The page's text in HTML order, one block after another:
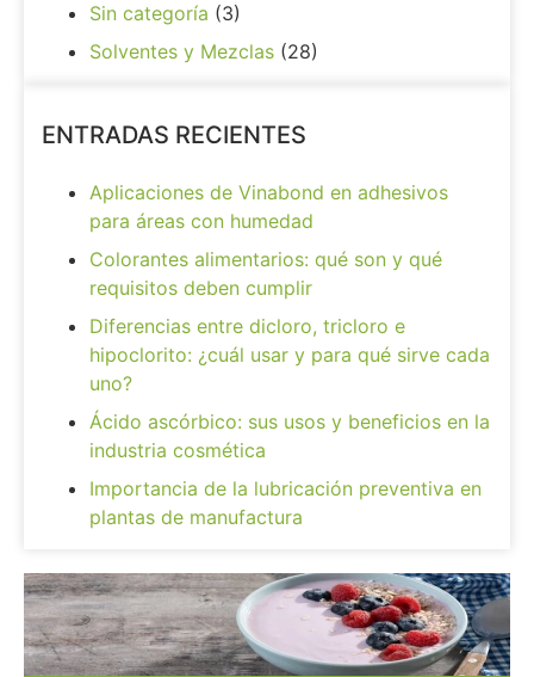
Sin categoría (3)
Solventes y Mezclas (28)
ENTRADAS RECIENTES
Aplicaciones de Vinabond en adhesivos
para áreas con humedad
Colorantes alimentarios: qué son y qué
requisitos deben cumplir
Diferencias entre dicloro, tricloro e
hipoclorito: ¿cuál usar y para qué sirve cada
uno?
Ácido ascórbico: sus usos y beneficios en la
industria cosmética
Importancia de la lubricación preventiva en
plantas de manufactura